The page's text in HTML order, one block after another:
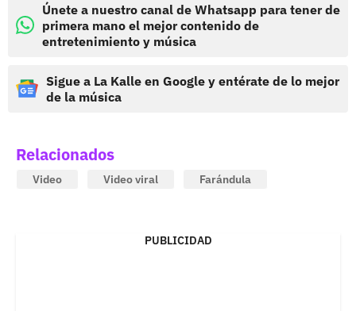
Únete a nuestro canal de Whatsapp para tener de
primera mano el mejor contenido de
entretenimiento y música
Sigue a La Kalle en Google y entérate de lo mejor
de la música
Relacionados
Video Video viral Farándula
PUBLICIDAD